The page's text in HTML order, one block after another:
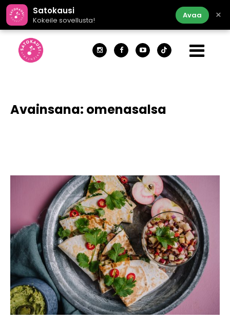
Satokausi
Kokeile sovellusta!
Avaa ×
Avainsana: omenasalsa